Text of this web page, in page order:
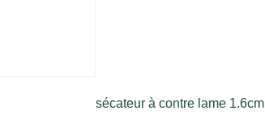
sécateur à contre lame 1.6cm